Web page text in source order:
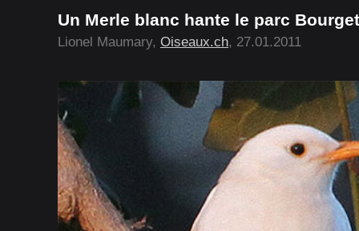
Un Merle blanc hante le parc Bourget
Lionel Maumary, Oiseaux.ch, 27.01.2011